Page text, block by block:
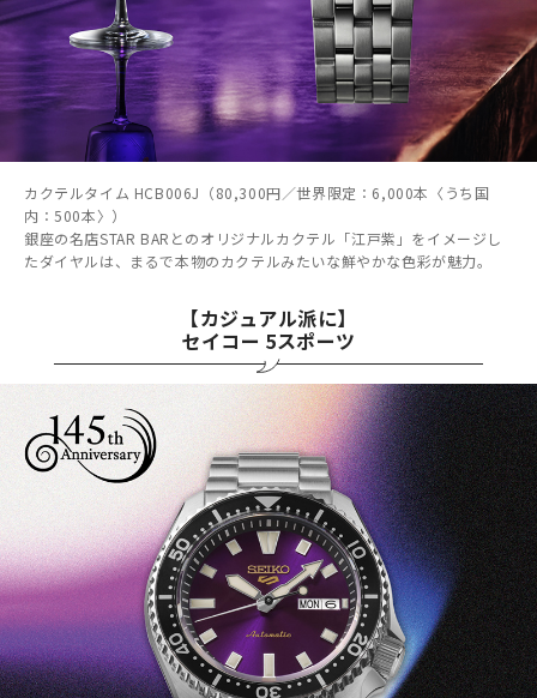
カクテルタイム HCB006J（80,300円／世界限定：6,000本〈うち国
内：500本〉）
銀座の名店STAR BARとのオリジナルカクテル「江戸紫」をイメージし
たダイヤルは、まるで本物のカクテルみたいな鮮やかな色彩が魅力。
【カジュアル派に】
セイコー 5スポーツ